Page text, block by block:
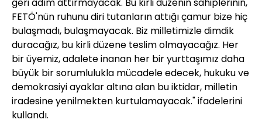
geri adım attırmayacak. Bu kirli düzenin sahiplerinin,
FETÖ'nün ruhunu diri tutanların attığı çamur bize hiç
bulaşmadı, bulaşmayacak. Biz milletimizle dimdik
duracağız, bu kirli düzene teslim olmayacağız. Her
bir üyemiz, adalete inanan her bir yurttaşımız daha
büyük bir sorumlulukla mücadele edecek, hukuku ve
demokrasiyi ayaklar altına alan bu iktidar, milletin
iradesine yenilmekten kurtulamayacak." ifadelerini
kullandı.